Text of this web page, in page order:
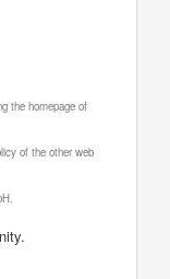
the homepage of
of the other web